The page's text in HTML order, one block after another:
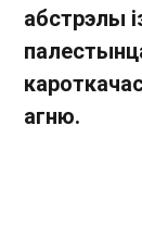
абстрэлы
агню.